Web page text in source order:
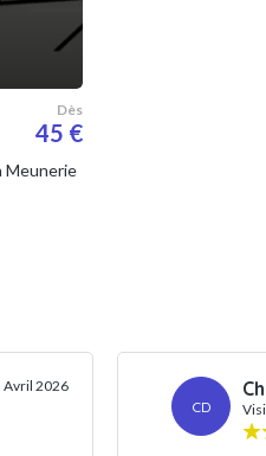
Dès
45 €
Meunerie
Avril 2026
CD